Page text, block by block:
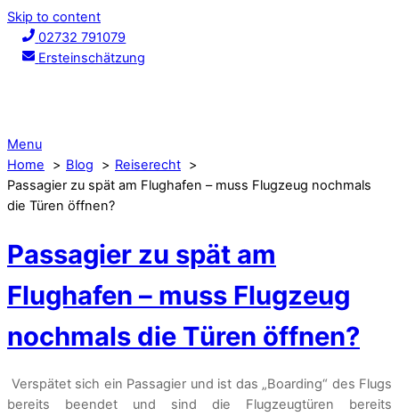
Skip to content
02732 791079
Ersteinschätzung
Menu
Home
Blog
Reiserecht
Passagier zu spät am Flughafen – muss Flugzeug nochmals
die Türen öffnen?
Passagier zu spät am
Flughafen – muss Flugzeug
nochmals die Türen öffnen?
Verspätet sich ein Passagier und ist das „Boarding“ des Flugs
bereits beendet und sind die Flugzeugtüren bereits